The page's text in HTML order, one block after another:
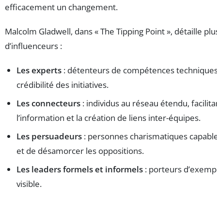
efficacement un changement.
Malcolm Gladwell, dans « The Tipping Point », détaille
d’influenceurs :
Les experts : détenteurs de compétences
crédibilité des initiatives.
Les connecteurs : individus au réseau étendu,
l’information et la création de liens inter-équipes.
Les persuadeurs : personnes charismatiques
et de désamorcer les oppositions.
Les leaders formels et informels : porteurs
visible.